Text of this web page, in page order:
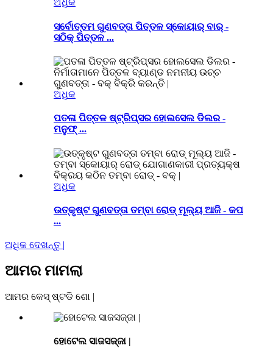
ଅଧିକ
ସର୍ବୋତ୍ତମ ଗୁଣବତ୍ତା ପିତ୍ତଳ ସ୍କୋୟାର୍ ବାର୍ -
ସଠିକ୍ ପିତ୍ତଳ ...
ଅଧିକ
ପତଳା ପିତ୍ତଳ ଷ୍ଟ୍ରିପ୍ସର ହୋଲସେଲ ଡିଲର -
ମନୁଫ୍ ...
ଅଧିକ
ଉତ୍କୃଷ୍ଟ ଗୁଣବତ୍ତା ତମ୍ବା ରୋଡ୍ ମୂଲ୍ୟ ଆଜି - କପ
...
ଅଧିକ ଦେଖନ୍ତୁ |
ଆମର ମାମଲା
ଆମର କେସ୍ ଷ୍ଟଡି ଶୋ |
ହୋଟେଲ ସାଜସଜ୍ଜା |